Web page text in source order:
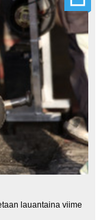
lauantaina viime